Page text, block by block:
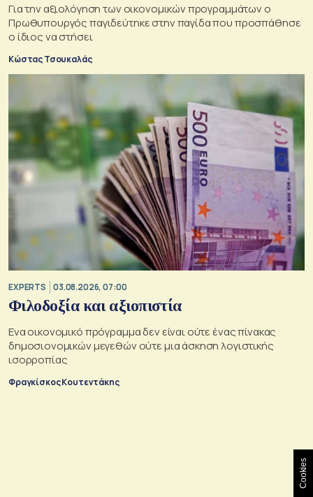
Για την αξιολόγηση των οικονομικών προγραμμάτων ο
Πρωθυπουργός παγιδεύτηκε στην παγίδα που προσπάθησε
ο ίδιος να στήσει
Κώστας Τσουκαλάς
EXPERTS 03.08.2026, 07:00
Φιλοδοξία και αξιοπιστία
Ενα οικονομικό πρόγραμμα δεν είναι ούτε ένας πίνακας
δημοσιονομικών μεγεθών ούτε μια άσκηση λογιστικής
ισορροπίας
Φραγκίσκος Κουτεντάκης
Cookies